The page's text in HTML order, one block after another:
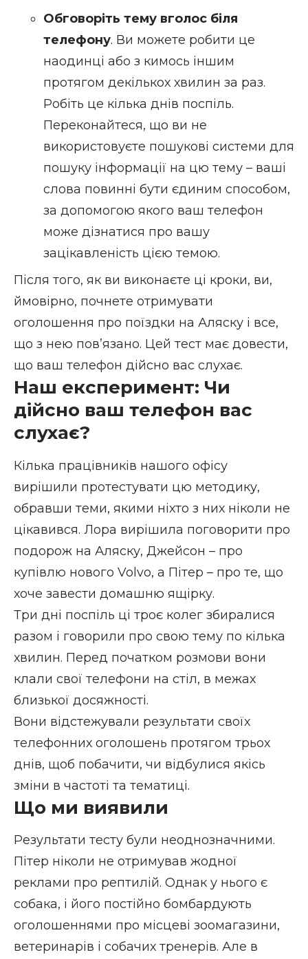
Обговоріть тему вголос біля
телефону. Ви можете робити це
наодинці або з кимось іншим
протягом декількох хвилин за раз.
Робіть це кілька днів поспіль.
Переконайтеся, що ви не
використовуєте пошукові системи для
пошуку інформації на цю тему – ваші
слова повинні бути єдиним способом,
за допомогою якого ваш телефон
може дізнатися про вашу
зацікавленість цією темою.
Після того, як ви виконаєте ці кроки, ви,
ймовірно, почнете отримувати
оголошення про поїздки на Аляску і все,
що з нею пов’язано. Цей тест має довести,
що ваш телефон дійсно вас слухає.
Наш експеримент: Чи
дійсно ваш телефон вас
слухає?
Кілька працівників нашого офісу
вирішили протестувати цю методику,
обравши теми, якими ніхто з них ніколи не
цікавився. Лора вирішила поговорити про
подорож на Аляску, Джейсон – про
купівлю нового Volvo, а Пітер – про те, що
хоче завести домашню ящірку.
Три дні поспіль ці троє колег збиралися
разом і говорили про свою тему по кілька
хвилин. Перед початком розмови вони
клали свої телефони на стіл, в межах
близької досяжності.
Вони відстежували результати своїх
телефонних оголошень протягом трьох
днів, щоб побачити, чи відбулися якісь
зміни в частоті та тематиці.
Що ми виявили
Результати тесту були неоднозначними.
Пітер ніколи не отримував жодної
реклами про рептилій. Однак у нього є
собака, і його постійно бомбардують
оголошеннями про місцеві зоомагазини,
ветеринарів і собачих тренерів. Але в